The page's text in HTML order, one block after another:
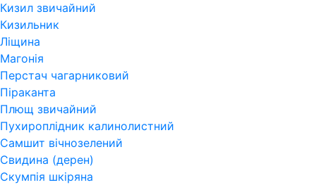
Кизил звичайний
Кизильник
Ліщина
Магонія
Перстач чагарниковий
Піраканта
Плющ звичайний
Пухироплідник калинолистний
Самшит вічнозелений
Свидина (дерен)
Скумпія шкіряна